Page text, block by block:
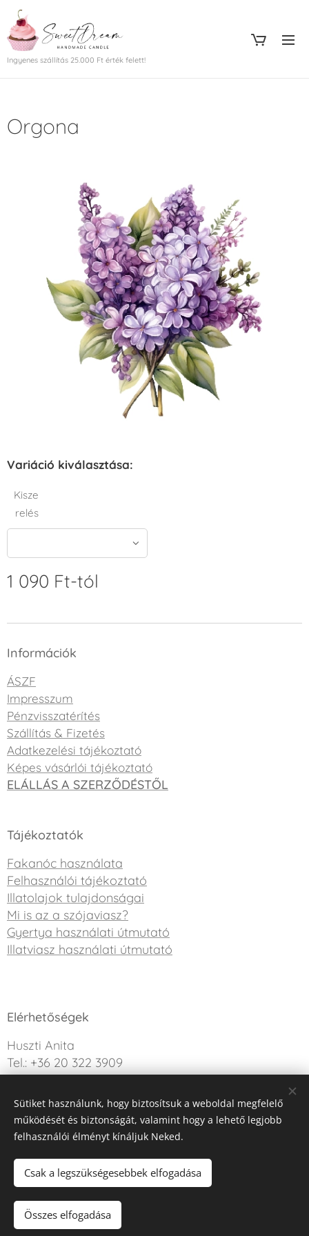
Ingyenes szállítás 25.000 Ft érték felett!
Orgona
Variáció kiválasztása:
Kisze
relés
1 090 Ft-tól
Információk
ÁSZF
Impresszum
Pénzvisszatérítés
Szállítás & Fizetés
Adatkezelési tájékoztató
Képes vásárlói tájékoztató
ELÁLLÁS A SZERZŐDÉSTŐL
Tájékoztatók
Fakanóc használata
Felhasználói tájékoztató
Illatolajok tulajdonságai
Mi is az a szójaviasz?
Gyertya használati útmutató
Illatviasz használati útmutató
Elérhetőségek
Huszti Anita
Tel.: +36 20 322 3909
Kérdésed van? Írj nekünk!
Az oldalt a Webnode működteti
Sütiket használunk, hogy biztosítsuk a weboldal megfelelő
működését és biztonságát, valamint hogy a lehető legjobb
felhasználói élményt kínáljuk Neked.
Csak a legszükségesebbek elfogadása
Összes elfogadása